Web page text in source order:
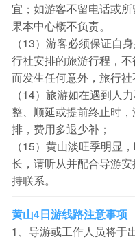
宜；如游客不留电话或
果本中心概不负责。
（13）游客必须保证自
行社安排的旅游行程，
而发生任何意外，旅行社
（14）旅游如在遇到人
整、顺延或提前终止时
排，费用多退少补；
（15）黄山淡旺季明显
长，请听从并配合导游
持联系。
黄山4日游线路注意事项
1、导游或工作人员将于